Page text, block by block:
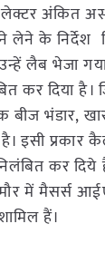
अंकित
लेने के
उन्हें लैब
कर दिया
बीज भंडार,
इसी
कर दिये
में मैसर्स
हैं।